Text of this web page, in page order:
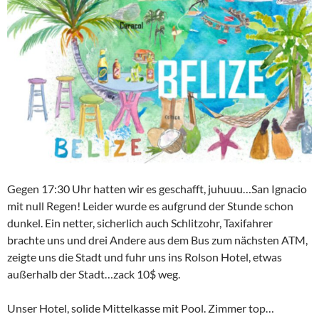
Gegen 17:30 Uhr hatten wir es geschafft, juhuuu…San Ignacio
mit null Regen! Leider wurde es aufgrund der Stunde schon
dunkel. Ein netter, sicherlich auch Schlitzohr, Taxifahrer
brachte uns und drei Andere aus dem Bus zum nächsten ATM,
zeigte uns die Stadt und fuhr uns ins Rolson Hotel, etwas
außerhalb der Stadt…zack 10$ weg.
Unser Hotel, solide Mittelkasse mit Pool. Zimmer top…